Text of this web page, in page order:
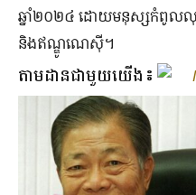
ឆ្នាំ២០២៤ ដោយមនុស្សកំពូលលុ
និងឥណ្ឌូណេស៊ី។
តាមដានជាមួយយើង៖